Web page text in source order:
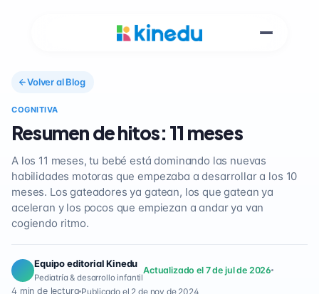
Volver al Blog
COGNITIVA
Resumen de hitos: 11 meses
A los 11 meses, tu bebé está dominando las nuevas
habilidades motoras que empezaba a desarrollar a los 10
meses. Los gateadores ya gatean, los que gatean ya
aceleran y los pocos que empiezan a andar ya van
cogiendo ritmo.
Equipo editorial Kinedu
Pediatría & desarrollo infantil
Actualizado el 7 de jul de 2026
4 min de lectura Publicado el 2 de nov de 2024